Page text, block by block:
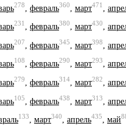
278 февраль360 март471
231, февраль380, март430,
207 февраль345 март398
108, февраль290, март293,
279 февраль314 март282
105 февраль438 март313
133, март340, апрель435, май